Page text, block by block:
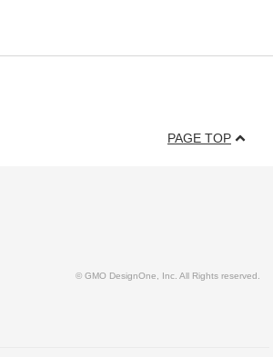
PAGE TOP
© GMO DesignOne, Inc. All Rights reserved.